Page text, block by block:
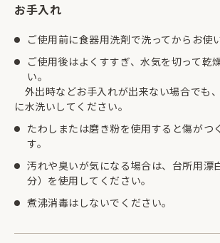
お手入れ
ご使用前に食器用洗剤で洗ってからお使
ご使用後はよくすすぎ、水気を切って乾
い。
外出時などお手入れが出来ない場合でも
に水洗いしてください。
たわしまたは磨き粉を使用すると傷がつ
す。
汚れや臭いが気になる場合は、台所用漂
分）を使用してください。
煮沸消毒はしないでください。